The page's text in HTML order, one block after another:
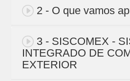
2 - O que vamos
3 - SISCOMEX -
INTEGRADO DE
EXTERIOR